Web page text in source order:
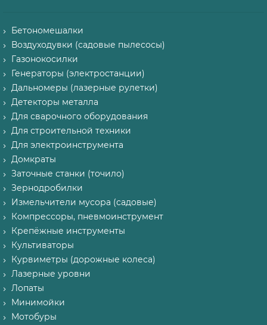
Бетономешалки
Воздуходувки (садовые пылесосы)
Газонокосилки
Генераторы (электростанции)
Дальномеры (лазерные рулетки)
Детекторы металла
Для сварочного оборудования
Для строительной техники
Для электроинструмента
Домкраты
Заточные станки (точило)
Зернодробилки
Измельчители мусора (садовые)
Компрессоры, пневмоинструмент
Крепёжные инструменты
Культиваторы
Курвиметры (дорожные колеса)
Лазерные уровни
Лопаты
Минимойки
Мотобуры